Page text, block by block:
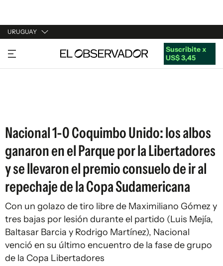
URUGUAY
URUGUAY
ARGENTINA
Suscribite x
US$ 3,45
Nacional 1-0 Coquimbo Unido: los albos
ganaron en el Parque por la Libertadores
y se llevaron el premio consuelo de ir al
repechaje de la Copa Sudamericana
Con un golazo de tiro libre de Maximiliano Gómez y
tres bajas por lesión durante el partido (Luis Mejía,
Baltasar Barcia y Rodrigo Martínez), Nacional
venció en su último encuentro de la fase de grupo
de la Copa Libertadores